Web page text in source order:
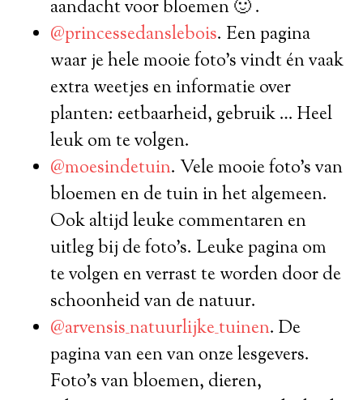
aandacht voor bloemen 🙂 .
@princessedanslebois. Een pagina
waar je hele mooie foto’s vindt én vaak
extra weetjes en informatie over
planten: eetbaarheid, gebruik … Heel
leuk om te volgen.
@moesindetuin. Vele mooie foto’s van
bloemen en de tuin in het algemeen.
Ook altijd leuke commentaren en
uitleg bij de foto’s. Leuke pagina om
te volgen en verrast te worden door de
schoonheid van de natuur.
@arvensis_natuurlijke_tuinen. De
pagina van een van onze lesgevers.
Foto’s van bloemen, dieren,